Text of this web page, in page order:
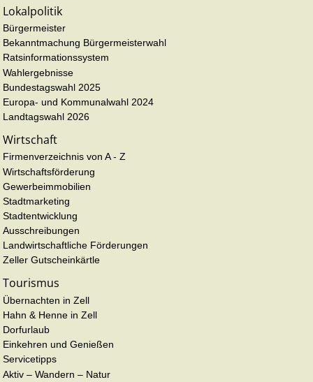
Lokalpolitik
Bürgermeister
Bekanntmachung Bürgermeisterwahl
Ratsinformationssystem
Wahlergebnisse
Bundestagswahl 2025
Europa- und Kommunalwahl 2024
Landtagswahl 2026
Wirtschaft
Firmenverzeichnis von A - Z
Wirtschaftsförderung
Gewerbeimmobilien
Stadtmarketing
Stadtentwicklung
Ausschreibungen
Landwirtschaftliche Förderungen
Zeller Gutscheinkärtle
Tourismus
Übernachten in Zell
Hahn & Henne in Zell
Dorfurlaub
Einkehren und Genießen
Servicetipps
Aktiv – Wandern – Natur